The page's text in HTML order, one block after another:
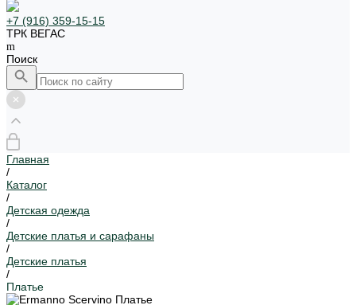
+7 (916) 359-15-15
ТРК ВЕГАС
Поиск
Главная
/
Каталог
/
Детская одежда
/
Детские платья и сарафаны
/
Детские платья
/
Платье